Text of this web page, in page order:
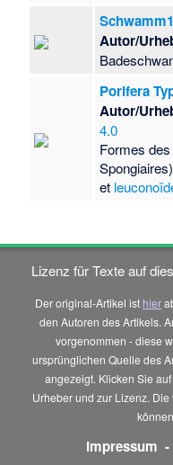
Autor/
Porifera
Autor/
4.0
Formes
Spongiaires)
et
Lizenz für Texte auf
Der original-Artikel ist hier
den Autoren des Artikels.
vorgenommen - diese
ursprünglichen Quelle des
angezeigt. Klicken Sie
Urheber und zur Lizenz.
Impressum -